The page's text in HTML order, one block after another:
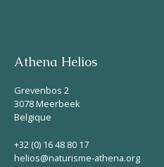
Athena Helios
Grevenbos 2
3078 Meerbeek
Belgique
+32 (0) 16 48 80 17
helios@naturisme-athena.org